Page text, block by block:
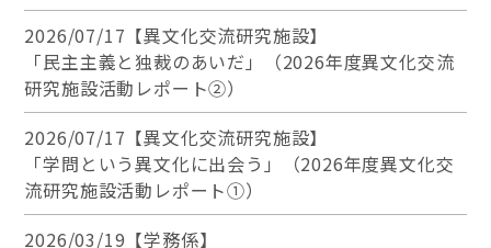
2026/07/17【異文化交流研究施設】
「民主主義と独裁のあいだ」（2026年度異文化交流
研究施設活動レポート②）
2026/07/17【異文化交流研究施設】
「学問という異文化に出会う」（2026年度異文化交
流研究施設活動レポート①）
2026/03/19【学務係】